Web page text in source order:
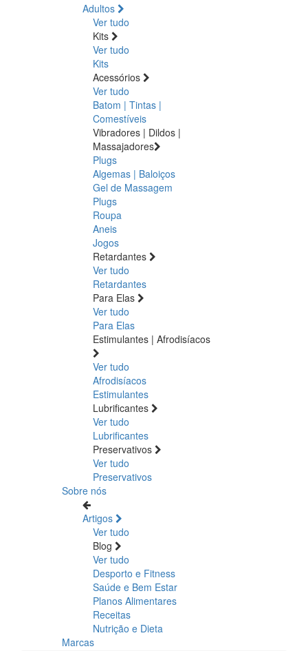
Adultos
Ver tudo
Kits
Ver tudo
Kits
Acessórios
Ver tudo
Batom | Tintas |
Comestíveis
Vibradores | Dildos |
Massajadores
Plugs
Algemas | Baloiços
Gel de Massagem
Plugs
Roupa
Aneis
Jogos
Retardantes
Ver tudo
Retardantes
Para Elas
Ver tudo
Para Elas
Estimulantes | Afrodisíacos
Ver tudo
Afrodisíacos
Estimulantes
Lubrificantes
Ver tudo
Lubrificantes
Preservativos
Ver tudo
Preservativos
Sobre nós
Artigos
Ver tudo
Blog
Ver tudo
Desporto e Fitness
Saúde e Bem Estar
Planos Alimentares
Receitas
Nutrição e Dieta
Marcas